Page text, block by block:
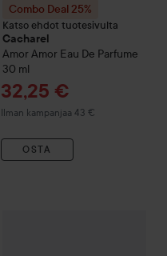
Combo Deal 25%
Katso ehdot tuotesivulta
Cacharel
Amor Amor Eau De Parfume
30 ml
Tarjoushinta
32,25 €
Ilman kampanjaa 43 €
OSTA